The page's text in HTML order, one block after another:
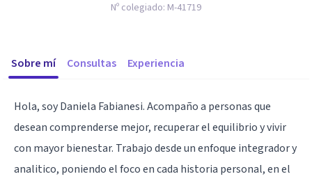
Nº colegiado: M-41719
Sobre mí Consultas Experiencia
Hola, soy Daniela Fabianesi. Acompaño a personas que
desean comprenderse mejor, recuperar el equilibrio y vivir
con mayor bienestar. Trabajo desde un enfoque integrador y
analitico, poniendo el foco en cada historia personal, en el